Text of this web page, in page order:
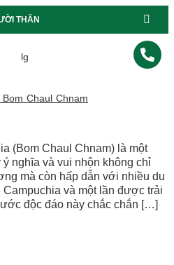
THÂN
Chaul Chnam
(Bom Chaul Chnam) là một
nghĩa và vui nhộn không chỉ
mà còn hấp dẫn với nhiều du
và một lần được trải
độc đáo này chắc chắn […]